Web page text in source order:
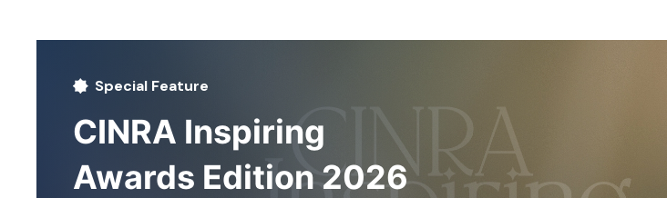
Special Feature
CINRA Inspiring
Awards Edition 2026